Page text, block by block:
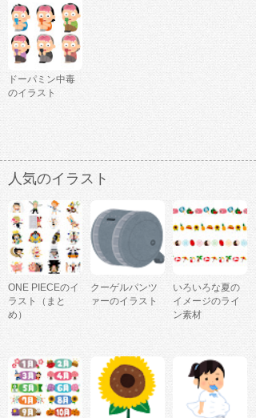
ドーパミン中毒
のイラスト
人気のイラスト
ONE PIECEのイ
ラスト（まと
め）
クーゲルパンツ
ァーのイラスト
いろいろな夏の
イメージのライ
ン素材